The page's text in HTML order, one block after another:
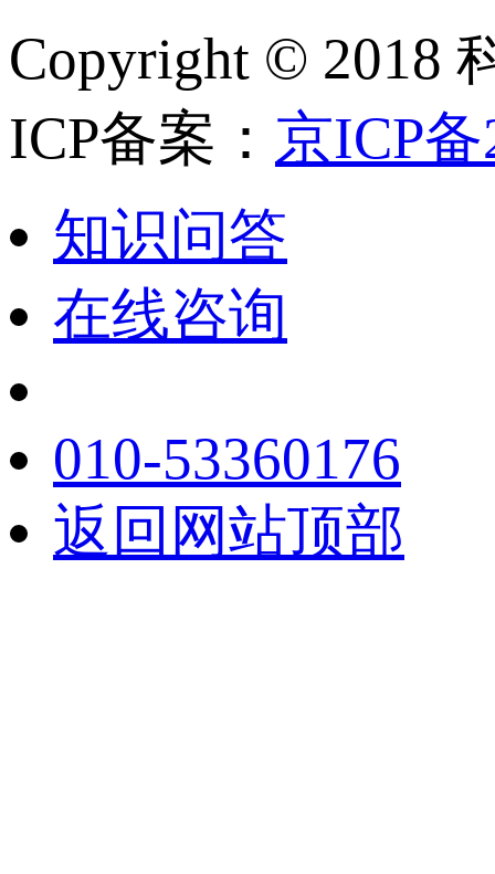
Copyright © 2018
ICP备案： 京ICP
知识问答
在线咨询
010-53360176
返回网站顶部